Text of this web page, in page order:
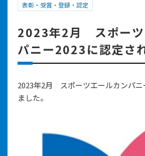
表彰・受賞・登録・認定
2023年2月 スポーツ
パニー2023に認定さ
2023年2月 スポーツエールカンパニ
ました。